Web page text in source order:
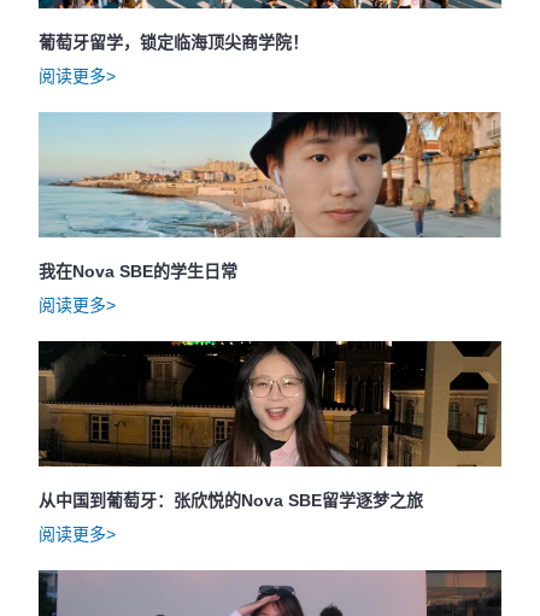
葡萄牙留学，锁定临海顶尖商学院！
阅读更多>
我在Nova SBE的学生日常
阅读更多>
从中国到葡萄牙：张欣悦的Nova SBE留学逐梦之旅
阅读更多>